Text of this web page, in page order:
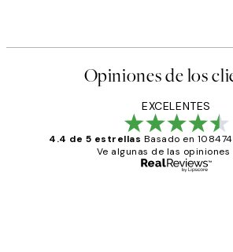
Opiniones de los
EXCELENTES
4.4 de 5 estrellas Basado en
Ve algunas de las opiniones